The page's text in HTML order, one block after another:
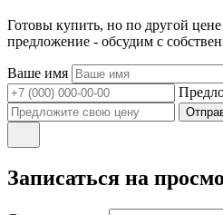
Готовы купить, но по другой
предложение - обсудим с
Ваше имя
Записаться на